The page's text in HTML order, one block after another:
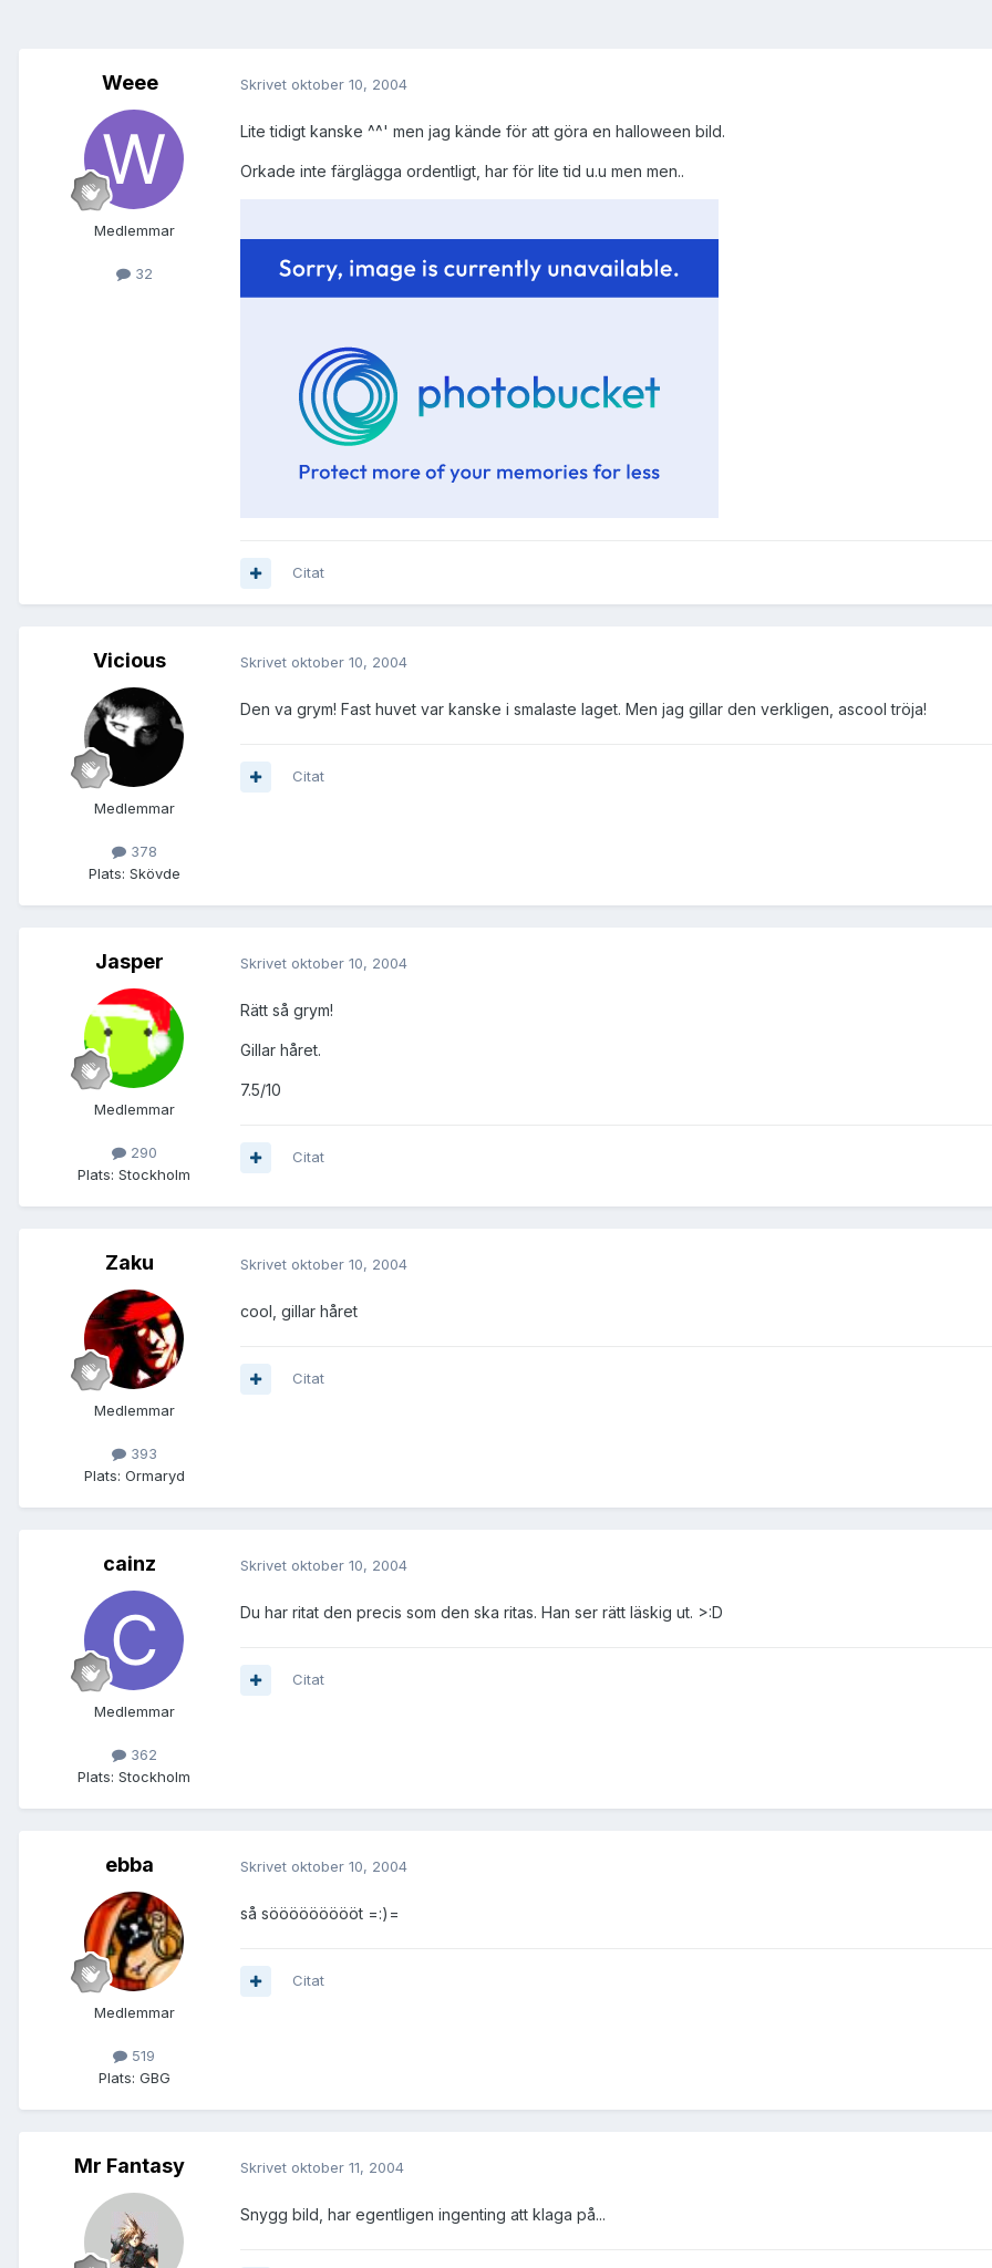
Weee
Medlemmar
32
Skrivet oktober 10, 2004
Lite tidigt kanske ^^' men jag kände för att göra en halloween bild.
Orkade inte färglägga ordentligt, har för lite tid u.u men men..
Citat
Vicious
Medlemmar
378
Plats: Skövde
Skrivet oktober 10, 2004
Den va grym! Fast huvet var kanske i smalaste laget. Men jag gillar den verkligen, ascool tröja!
Citat
Jasper
Medlemmar
290
Plats: Stockholm
Skrivet oktober 10, 2004
Rätt så grym!
Gillar håret.
7.5/10
Citat
Zaku
Medlemmar
393
Plats: Ormaryd
Skrivet oktober 10, 2004
cool, gillar håret
Citat
cainz
Medlemmar
362
Plats: Stockholm
Skrivet oktober 10, 2004
Du har ritat den precis som den ska ritas. Han ser rätt läskig ut. >:D
Citat
ebba
Medlemmar
519
Plats: GBG
Skrivet oktober 10, 2004
så söööööööööt =:)=
Citat
Mr Fantasy Skrivet oktober 11, 2004
Snygg bild, har egentligen ingenting att klaga på...